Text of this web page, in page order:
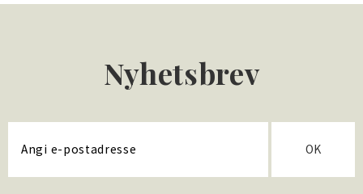
Nyhetsbrev
OK